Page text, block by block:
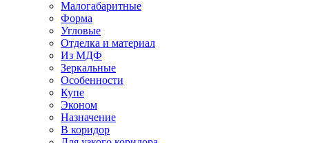
Малогабаритные
Форма
Угловые
Отделка и материал
Из МДФ
Зеркальные
Особенности
Купе
Эконом
Назначение
В коридор